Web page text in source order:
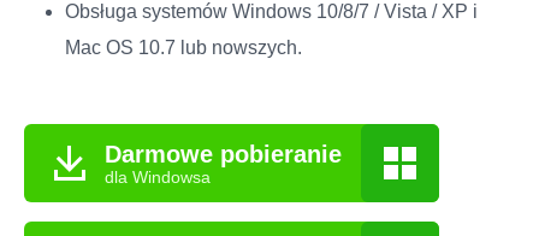
Obsługa systemów Windows 10/8/7 / Vista / XP i
Mac OS 10.7 lub nowszych.
Darmowe pobieranie
dla Windowsa